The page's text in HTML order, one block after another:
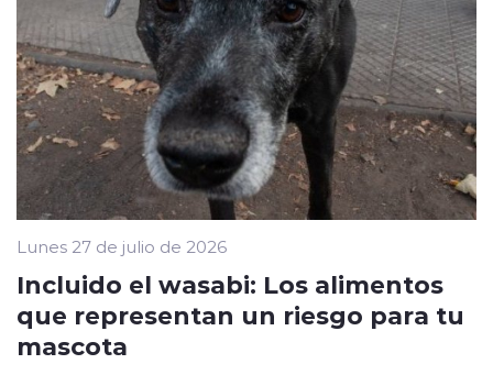
Lunes 27 de julio de 2026
Incluido el wasabi: Los alimentos
que representan un riesgo para tu
mascota